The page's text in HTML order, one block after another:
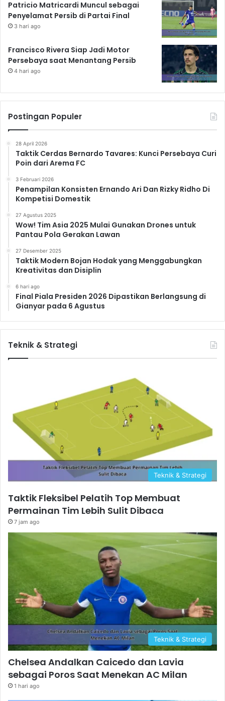
Patricio Matricardi Muncul sebagai
Penyelamat Persib di Partai Final
3 hari ago
Francisco Rivera Siap Jadi Motor
Persebaya saat Menantang Persib
4 hari ago
Postingan Populer
28 April 2026
Taktik Cerdas Bernardo Tavares: Kunci Persebaya Curi
Poin dari Arema FC
3 Februari 2026
Penampilan Konsisten Ernando Ari Dan Rizky Ridho Di
Kompetisi Domestik
27 Agustus 2025
Wow! Tim Asia 2025 Mulai Gunakan Drones untuk
Pantau Pola Gerakan Lawan
27 Desember 2025
Taktik Modern Bojan Hodak yang Menggabungkan
Kreativitas dan Disiplin
6 hari ago
Final Piala Presiden 2026 Dipastikan Berlangsung di
Gianyar pada 6 Agustus
Teknik & Strategi
Teknik & Strategi
Taktik Fleksibel Pelatih Top Membuat
Permainan Tim Lebih Sulit Dibaca
7 jam ago
Teknik & Strategi
Chelsea Andalkan Caicedo dan Lavia
sebagai Poros Saat Menekan AC Milan
1 hari ago